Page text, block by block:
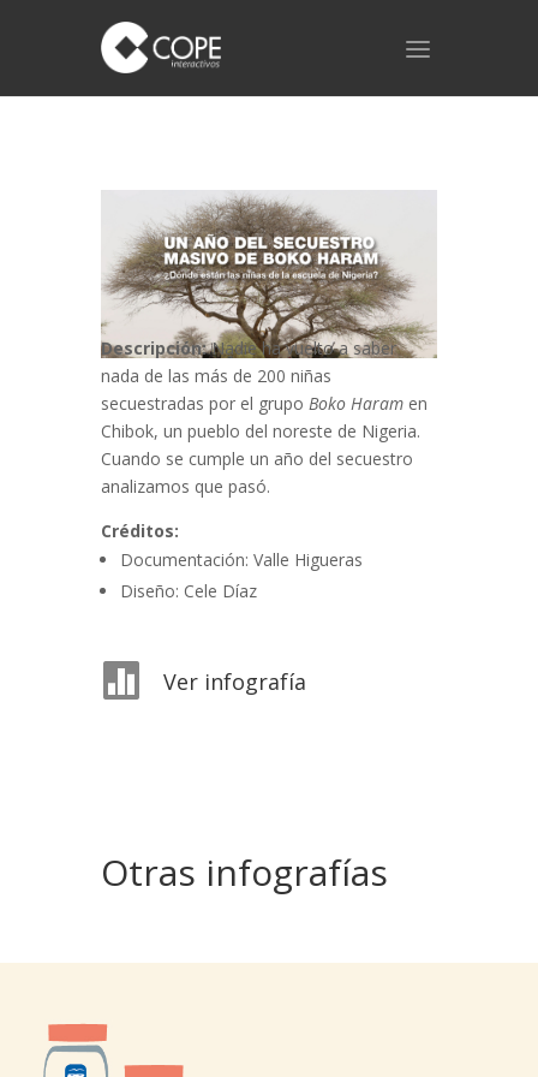
Descripción:Nadie ha vuelto a saber
nada de las más de 200 niñas
secuestradas por el grupo Boko Haram en
Chibok, un pueblo del noreste de Nigeria.
Cuando se cumple un año del secuestro
analizamos que pasó.
Créditos:
Documentación: Valle Higueras
Diseño: Cele Díaz
 Ver infografía
Otras infografías